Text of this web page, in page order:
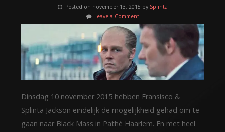
Posted on november 13, 2015 by Splinta
Leave a Comment
Dinsdag 10 november 2015 hebben Fransisco &
Splinta Jackson eindelijk de mogelijkheid gehad om te
gaan naar Black Mass in Pathé Haarlem. En met heel